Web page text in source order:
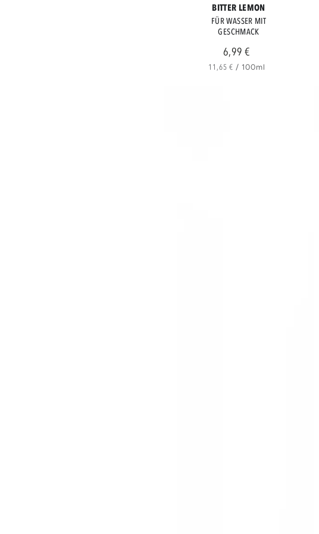
LEMON
BITTER LEMON
FÜR WASSER MIT
GESCHMACK
Regulärer
Preis
6,99 €
Stückpreis
11,65 € / pro
100ml